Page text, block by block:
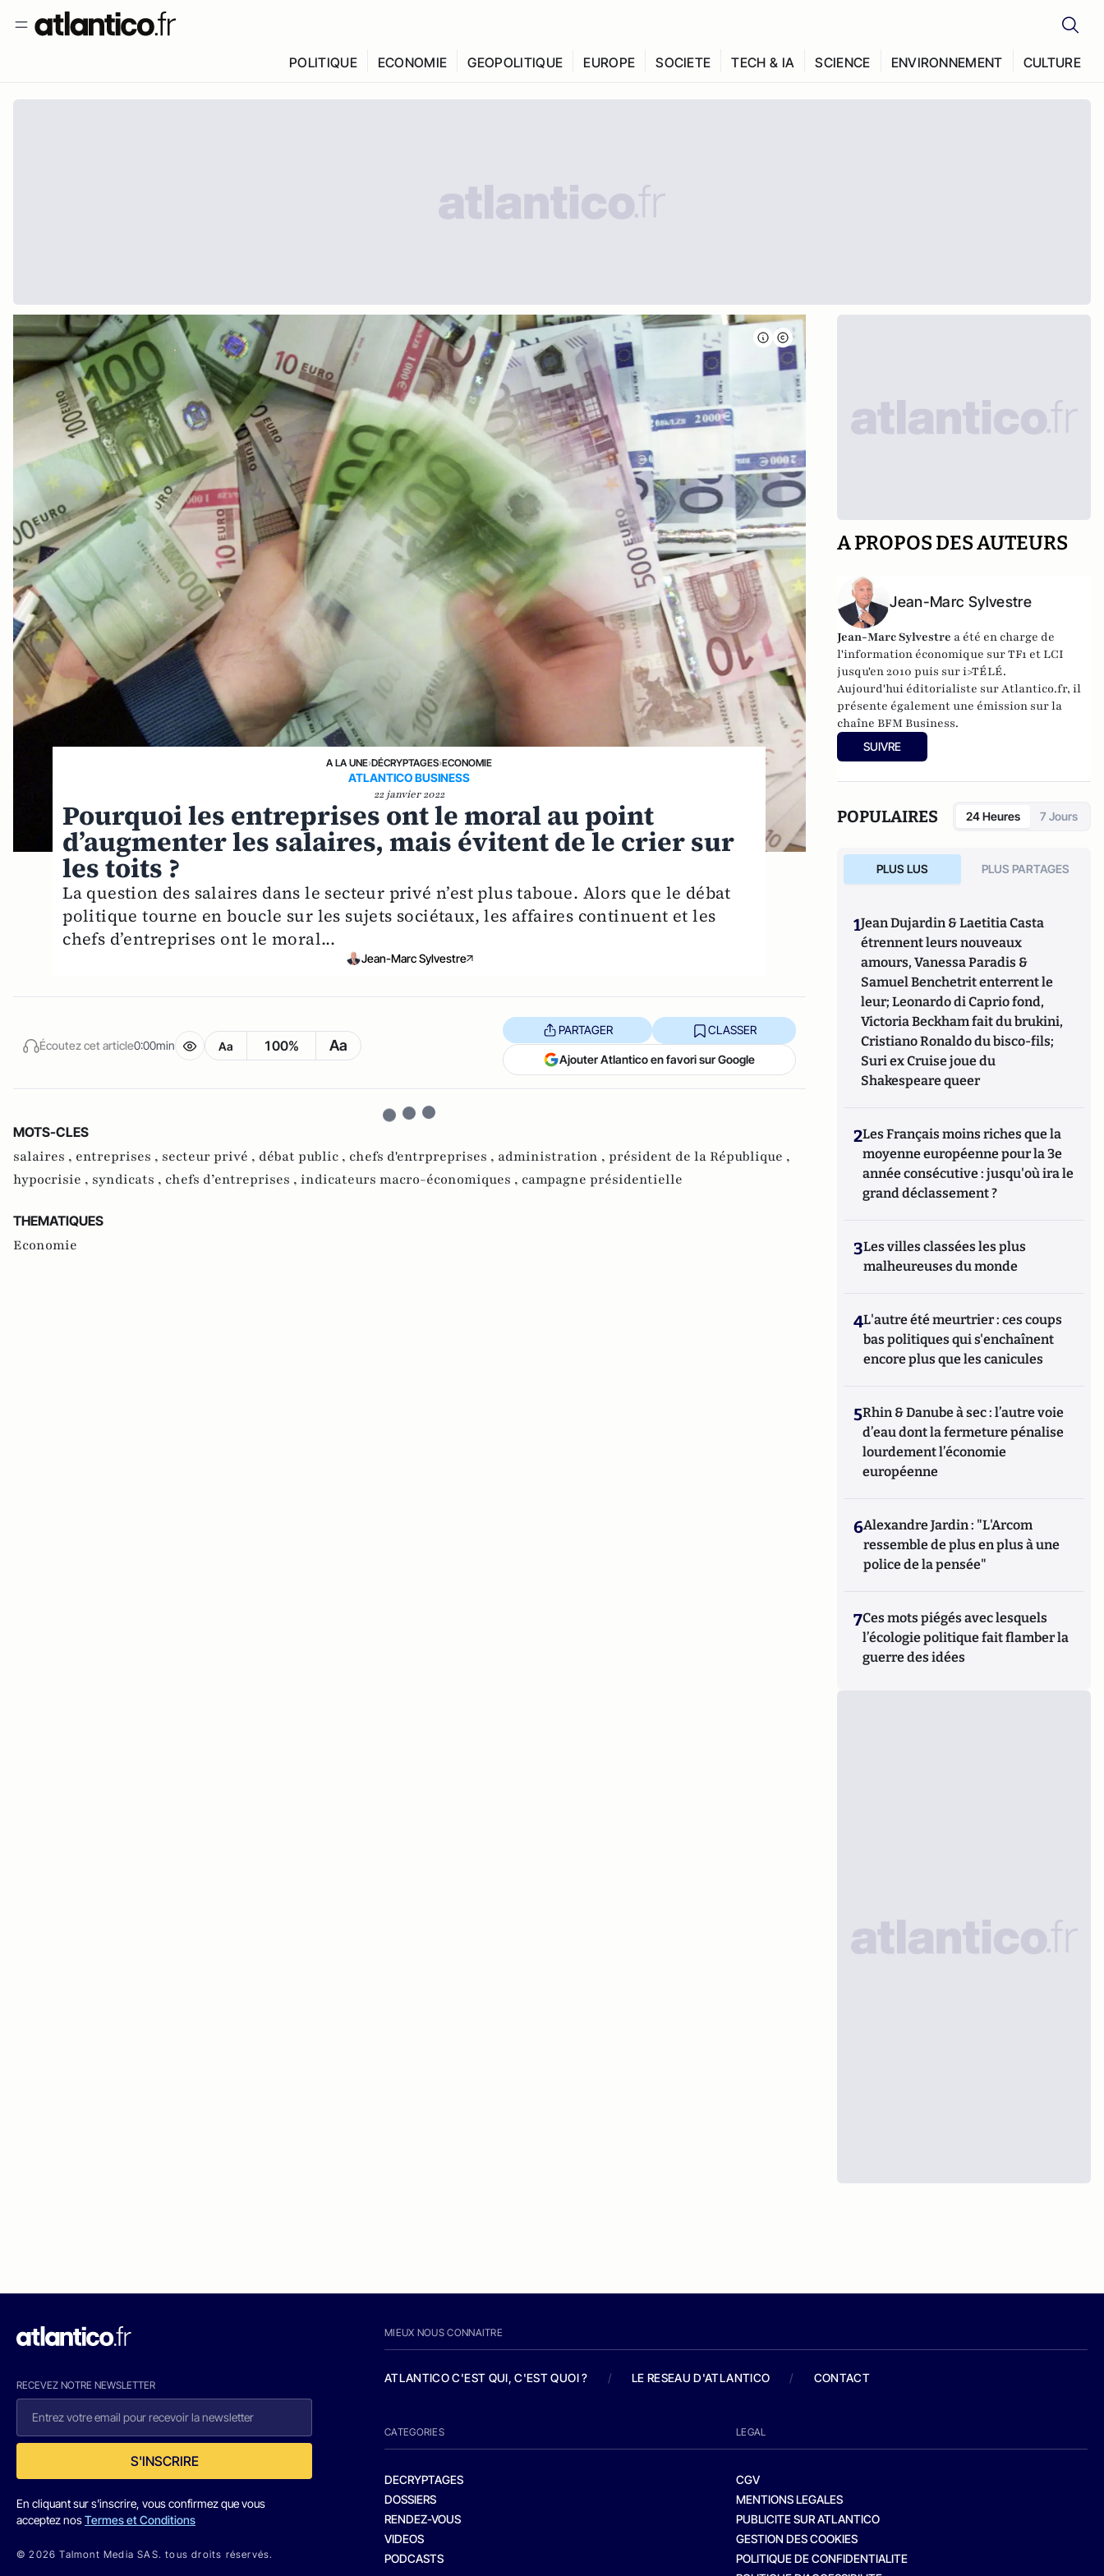
POLITIQUE ECONOMIE GEOPOLITIQUE EUROPE SOCIETE TECH & IA SCIENCE ENVIRONNEMENT CULTURE
A LA UNE›DÉCRYPTAGES›ECONOMIE
ATLANTICO BUSINESS
22 janvier 2022
Pourquoi les entreprises ont le moral au point
d’augmenter les salaires, mais évitent de le crier sur
les toits ?
La question des salaires dans le secteur privé n’est plus taboue. Alors que le débat
politique tourne en boucle sur les sujets sociétaux, les affaires continuent et les
chefs d’entreprises ont le moral...
Jean-Marc Sylvestre
Écoutez cet article0:00min Aa 100% Aa
PARTAGER CLASSER
Ajouter Atlantico en favori sur Google
MOTS-CLES
salaires , entreprises , secteur privé , débat public , chefs d'entrpreprises , administration , président de la République ,
hypocrisie , syndicats , chefs d’entreprises , indicateurs macro-économiques , campagne présidentielle
THEMATIQUES
Economie
A PROPOS DES AUTEURS
Jean-Marc Sylvestre
Jean-Marc Sylvestre a été en charge de
l'information économique sur TF1 et LCI
jusqu'en 2010 puis sur i>TÉLÉ.
Aujourd'hui éditorialiste sur Atlantico.fr, il
présente également une émission sur la
chaîne BFM Business.
SUIVRE
POPULAIRES 24 Heures 7 Jours
PLUS LUS PLUS PARTAGES
1Jean Dujardin & Laetitia Casta
étrennent leurs nouveaux
amours, Vanessa Paradis &
Samuel Benchetrit enterrent le
leur; Leonardo di Caprio fond,
Victoria Beckham fait du brukini,
Cristiano Ronaldo du bisco-fils;
Suri ex Cruise joue du
Shakespeare queer
2Les Français moins riches que la
moyenne européenne pour la 3e
année consécutive : jusqu'où ira le
grand déclassement ?
3Les villes classées les plus
malheureuses du monde
4L'autre été meurtrier : ces coups
bas politiques qui s'enchaînent
encore plus que les canicules
5Rhin & Danube à sec : l’autre voie
d’eau dont la fermeture pénalise
lourdement l’économie
européenne
6Alexandre Jardin : "L'Arcom
ressemble de plus en plus à une
police de la pensée"
7Ces mots piégés avec lesquels
l’écologie politique fait flamber la
guerre des idées
RECEVEZ NOTRE NEWSLETTER
S'INSCRIRE
En cliquant sur s'inscrire, vous confirmez que vous
acceptez nosTermes et Conditions
© 2026 Talmont Media SAS. tous droits réservés.
MIEUX NOUS CONNAITRE
ATLANTICO C'EST QUI, C'EST QUOI ? / LE RESEAU D'ATLANTICO / CONTACT
CATEGORIES
DECRYPTAGES
DOSSIERS
RENDEZ-VOUS
VIDEOS
PODCASTS
LEGAL
CGV
MENTIONS LEGALES
PUBLICITE SUR ATLANTICO
GESTION DES COOKIES
POLITIQUE DE CONFIDENTIALITE